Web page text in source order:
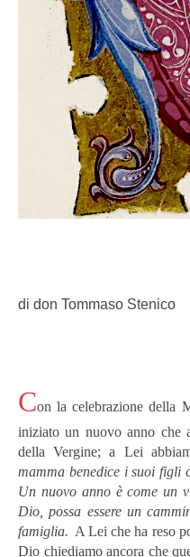
di don Tommaso Stenico
Con la celebrazione della
iniziato un nuovo anno che
della Vergine; a Lei
mamma benedice i suoi figli
Un nuovo anno è come un
Dio,possa essere un
famiglia. A Lei che ha reso
Dio chiediamo ancora che